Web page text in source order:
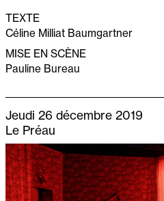
TEXTE
Céline Milliat Baumgartner
MISE EN SCÈNE
Pauline Bureau
Jeudi 26 décembre 2019
Le Préau